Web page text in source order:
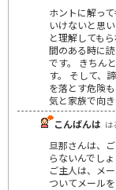
ホントに解っ
いけないと思
と理解しても
間のある時に
です。 きちん
す。 そして、
を落とす危険
気と家族で向
こんばんは は
旦那さんは、
らないんでしょ
ご主人は、メ
ついてメールを